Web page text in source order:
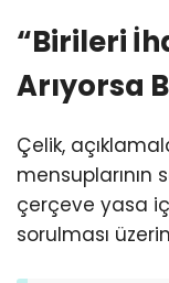
“Birileri
Arıyorsa
Çelik,
mensuplarının
çerçeve yasa
sorulması